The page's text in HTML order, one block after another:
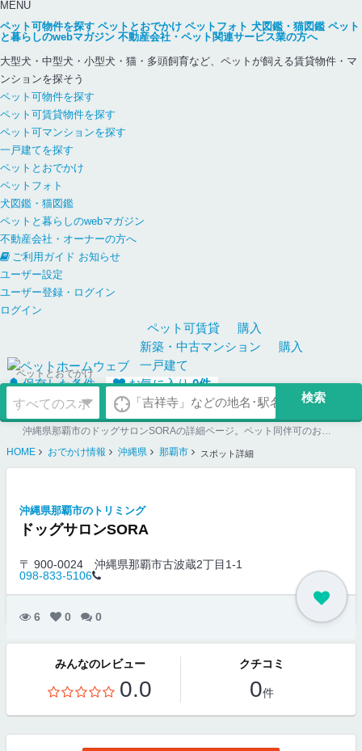
MENU
ペット可物件を探す ペットとおでかけ ペットフォト 犬図鑑・猫図鑑 ペット
と暮らしのwebマガジン 不動産会社・ペット関連サービス業の方へ
大型犬・中型犬・小型犬・猫・多頭飼育など、ペットが飼える賃貸物件・マ
ンションを探そう
ペット可物件を探す
ペット可賃貸物件を探す
ペット可マンションを探す
一戸建てを探す
ペットとおでかけ
ペットフォト
犬図鑑・猫図鑑
ペットと暮らしのwebマガジン
不動産会社・オーナーの方へ
ご利用ガイド お知らせ
ユーザー設定
ユーザー登録・ログイン
ログイン
ペット可賃貸
購入
新築・中古マンション
購入
一戸建て
保存した条件
お気に入り0件
ペットとおでかけ
沖縄県那覇市のドッグサロンSORAの詳細ページ。ペット同伴可のお店探しならペットホームウェブ。ペット可賃貸のお部屋探し、ペット可マンション購入のご検討時にもご利用ください。
HOME
おでかけ情報 沖縄県 那覇市 スポット詳細
沖縄県那覇市のトリミング
ドッグサロンSORA
〒 900-0024
沖縄県那覇市古波蔵2丁目1-1
098-833-5106
6 0 0
みんなのレビュー
0.0
クチコミ
0件